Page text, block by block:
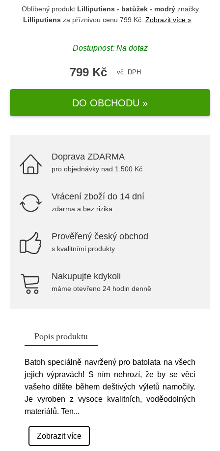
Oblíbený produkt Lilliputiens - batůžek - modrýznačky
Lilliputiens za příznivou cenu 799 Kč. Zobrazit více »
Dostupnost: Na dotaz
799 Kč vč. DPH
DO OBCHODU »
Doprava ZDARMA
pro objednávky nad 1.500 Kč
Vrácení zboží do 14 dní
zdarma a bez rizika
Prověřený český obchod
s kvalitními produkty
Nakupujte kdykoli
máme otevřeno 24 hodin denně
Popis produktu
Batoh speciálně navržený pro batolata na všech
jejich výpravách! S ním nehrozí, že by se věci
vašeho dítěte během deštivých výletů namočily.
Je vyroben z vysoce kvalitních, voděodolných
materiálů. Ten...
Zobrazit více